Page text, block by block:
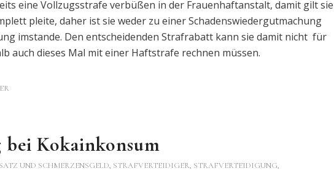
eine Vollzugsstrafe verbüßen in der Frauenhaftanstalt, damit gilt sie
pleite, daher ist sie weder zu einer Schadenswiedergutmachung
imstande. Den entscheidenden Strafrabatt kann sie damit nicht für
auch dieses Mal mit einer Haftstrafe rechnen müssen.
Kokainkonsum
UND SCHMERZENSGELD, STRAFVERTEIDIGER, STRAFVERTEIDIGUNG,